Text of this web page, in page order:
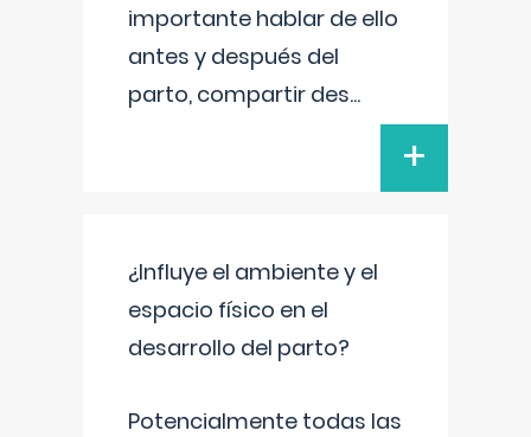
importante hablar de ello
antes y después del
parto, compartir des...
+
¿Influye el ambiente y el
espacio físico en el
desarrollo del parto?
Potencialmente todas las